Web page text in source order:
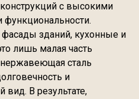
с высокими
функциональности.
зданий, кухонные и
лишь малая часть
сталь
и
В результате,